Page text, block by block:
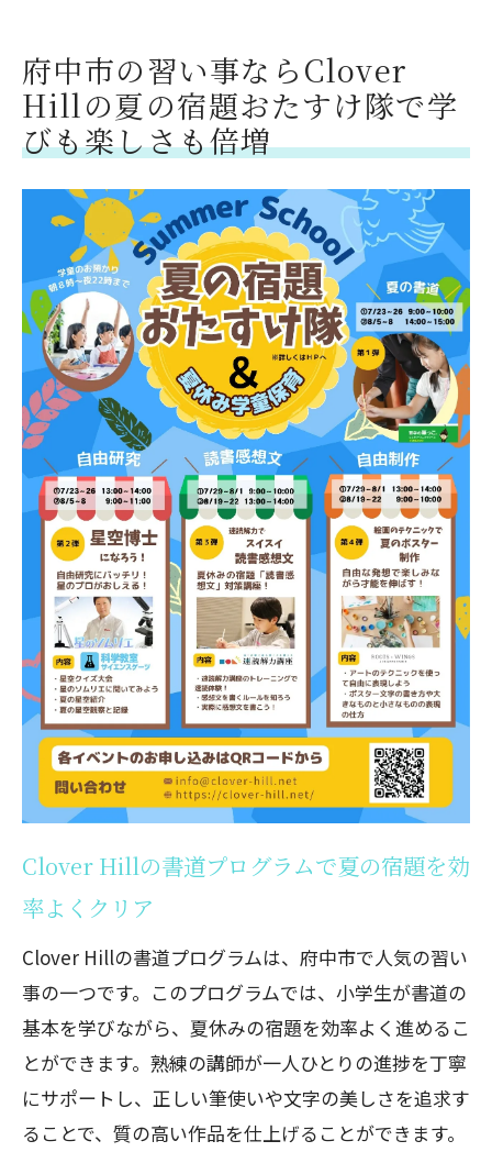
読書感想文を楽しく書くためのClover
Hillのサポート
ポスター制作を楽しく学べるClover Hill
の教室
Clover Hillの夏の宿題おたすけ隊の参加
方法と詳細
府中市で人気の習い事を体験しよう！
Clover Hillの魅力とは
Clover Hillで夏の宿題を楽しくクリア！府中
市人気の習い事を体験しよう
Clover Hillの書道教室で美しい文字を学
ぶ
自由研究を成功させるための秘訣を
Clover Hillで学ぶ
読書感想文の書き方を楽しく学ぶClover
Hill
クリエイティブなポスター制作をClover
Hillで体験しよう
Clover Hillの夏の宿題おたすけ隊の具体
的なプログラム内容
府中市でClover Hillの習い事を始めるメ
習い事を通じて府中市で学ぶ楽しさを実感！
Clover Hillの夏の宿題おたすけ隊
Clover Hillの書道教室で文字の美しさを
追求
自由研究を楽しく進めるためのClover
Hillのアプローチ
読書感想文をスムーズに書くための
Clover Hillの支援
府中市の習い事ならClover
Hillの夏の宿題おたすけ隊で学
びも楽しさも倍増
Clover Hillの書道プログラムで夏の宿題を効
率よくクリア
Clover Hillの書道プログラムは、府中市で人気の習い
事の一つです。このプログラムでは、小学生が書道の
基本を学びながら、夏休みの宿題を効率よく進めるこ
とができます。熟練の講師が一人ひとりの進捗を丁寧
にサポートし、正しい筆使いや文字の美しさを追求す
ることで、質の高い作品を仕上げることができます。